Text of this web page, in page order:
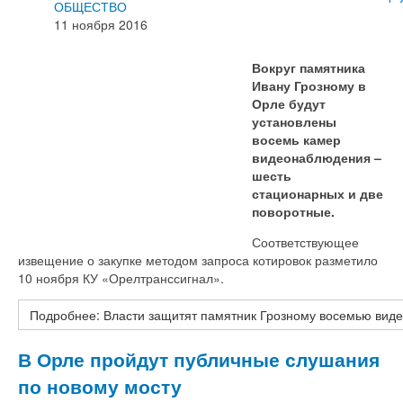
ОБЩЕСТВО
11 ноября 2016
Вокруг памятника
Ивану Грозному в
Орле будут
установлены
восемь камер
видеонаблюдения –
шесть
стационарных и две
поворотные.
Соответствующее
извещение о закупке методом запроса котировок разметило
10 ноября КУ «Орелтранссигнал».
Подробнее: Власти защитят памятник Грозному восемью
В Орле пройдут публичные слушания
по новому мосту